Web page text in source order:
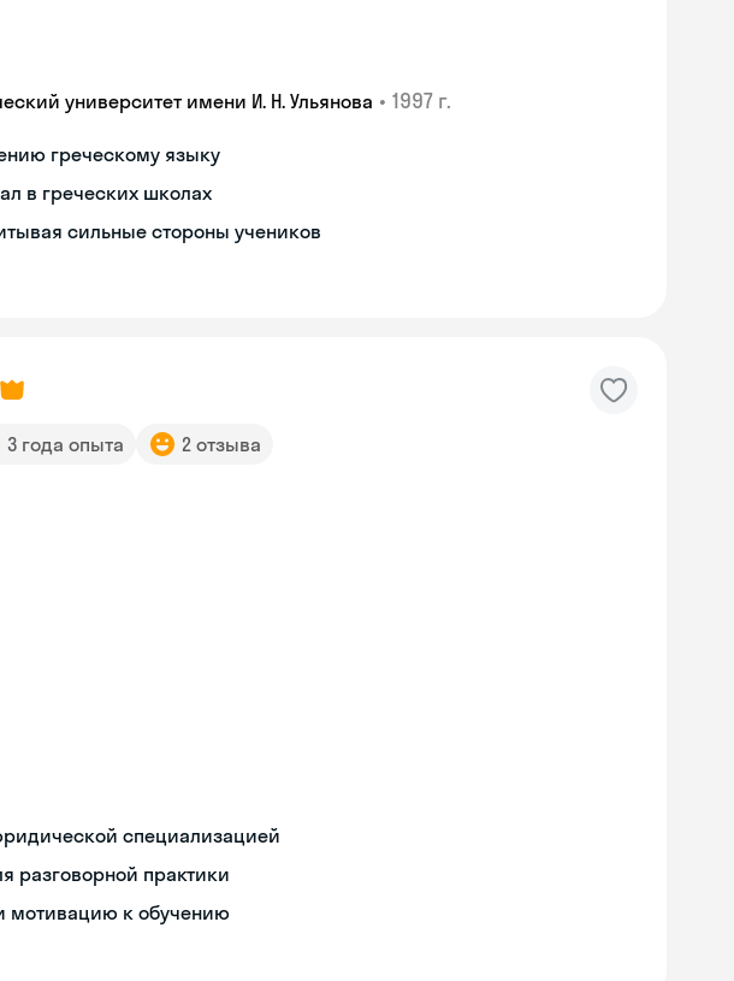
университет имени И. Н. Ульянова • 1997 г.
греческому языку
в греческих школах
сильные стороны учеников
3 года опыта 2 отзыва
специализацией
разговорной практики
мотивацию к обучению